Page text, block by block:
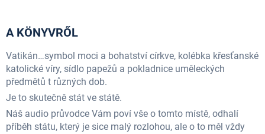
A KÖNYVRŐL
Vatikán…symbol moci a bohatství církve, kolébka křesťanské
katolické víry, sídlo papežů a pokladnice uměleckých
předmětů t různých dob.
Je to skutečně stát ve státě.
Náš audio průvodce Vám poví vše o tomto místě, odhalí
příběh státu, který je sice malý rozlohou, ale o to měl vždy